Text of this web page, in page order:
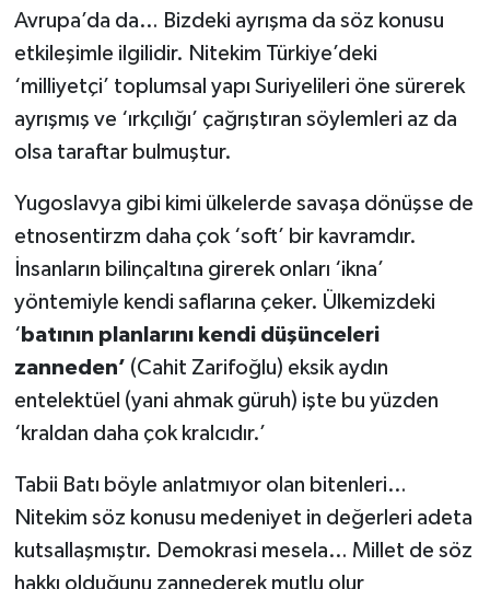
Avrupa’da da… Bizdeki ayrışma da söz konusu
etkileşimle ilgilidir. Nitekim Türkiye’deki
‘milliyetçi’ toplumsal yapı Suriyelileri öne sürerek
ayrışmış ve ‘ırkçılığı’ çağrıştıran söylemleri az da
olsa taraftar bulmuştur.
Yugoslavya gibi kimi ülkelerde savaşa dönüşse de
etnosentirzm daha çok ‘soft’ bir kavramdır.
İnsanların bilinçaltına girerek onları ‘ikna’
yöntemiyle kendi saflarına çeker. Ülkemizdeki
‘ batının planlarını kendi düşünceleri
zanneden’ (Cahit Zarifoğlu) eksik aydın
entelektüel (yani ahmak güruh) işte bu yüzden
‘kraldan daha çok kralcıdır.’
Tabii Batı böyle anlatmıyor olan bitenleri…
Nitekim söz konusu medeniyet in değerleri adeta
kutsallaşmıştır. Demokrasi mesela… Millet de söz
hakkı olduğunu zannederek mutlu olur